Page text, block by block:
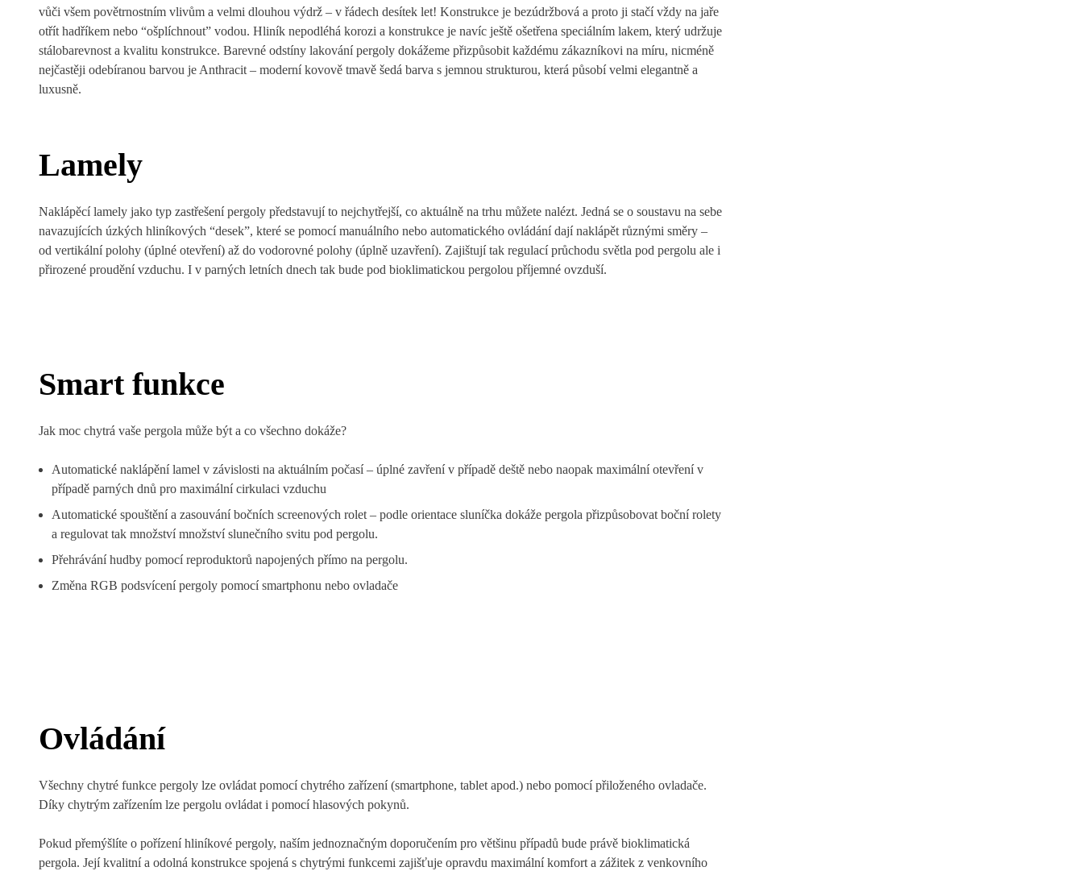
vůči všem povětrnostním vlivům a velmi dlouhou výdrž – v řádech desítek let! Konstrukce je bezúdržbová a proto ji stačí vždy na jaře
otřít hadříkem nebo “ošplíchnout” vodou. Hliník nepodléhá korozi a konstrukce je navíc ještě ošetřena speciálním lakem, který udržuje
stálobarevnost a kvalitu konstrukce. Barevné odstíny lakování pergoly dokážeme přizpůsobit každému zákazníkovi na míru, nicméně
nejčastěji odebíranou barvou je Anthracit – moderní kovově tmavě šedá barva s jemnou strukturou, která působí velmi elegantně a
luxusně.
Lamely
Naklápěcí lamely jako typ zastřešení pergoly představují to nejchytřejší, co aktuálně na trhu můžete nalézt. Jedná se o soustavu na sebe
navazujících úzkých hliníkových “desek”, které se pomocí manuálního nebo automatického ovládání dají naklápět různými směry –
od vertikální polohy (úplné otevření) až do vodorovné polohy (úplně uzavření). Zajištují tak regulací průchodu světla pod pergolu ale i
přirozené proudění vzduchu. I v parných letních dnech tak bude pod bioklimatickou pergolou příjemné ovzduší.
Smart funkce
Jak moc chytrá vaše pergola může být a co všechno dokáže?
Automatické naklápění lamel v závislosti na aktuálním počasí – úplné zavření v případě deště nebo naopak maximální otevření v
případě parných dnů pro maximální cirkulaci vzduchu
Automatické spouštění a zasouvání bočních screenových rolet – podle orientace sluníčka dokáže pergola přizpůsobovat boční rolety
a regulovat tak množství množství slunečního svitu pod pergolu.
Přehrávání hudby pomocí reproduktorů napojených přímo na pergolu.
Změna RGB podsvícení pergoly pomocí smartphonu nebo ovladače
Ovládání
Všechny chytré funkce pergoly lze ovládat pomocí chytrého zařízení (smartphone, tablet apod.) nebo pomocí přiloženého ovladače.
Díky chytrým zařízením lze pergolu ovládat i pomocí hlasových pokynů.
Pokud přemýšlíte o pořízení hliníkové pergoly, naším jednoznačným doporučením pro většinu případů bude právě bioklimatická
pergola. Její kvalitní a odolná konstrukce spojená s chytrými funkcemi zajišťuje opravdu maximální komfort a zážitek z venkovního